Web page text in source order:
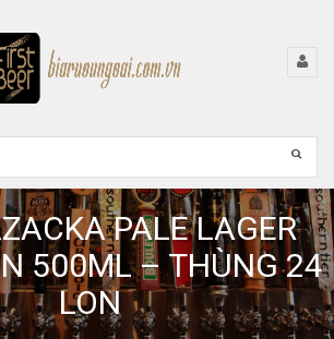
PALE LAGER
500ML – THÙNG 24
LON